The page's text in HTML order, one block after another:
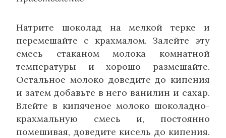
Натрите шоколад на мелкой терке и
перемешайте с крахмалом. Залейте эту
смесь стаканом молока комнатной
температуры и хорошо размешайте.
Остальное молоко доведите до кипения
и затем добавьте в него ванилин и сахар.
Влейте в кипяченое молоко шоколадно-
крахмальную смесь и, постоянно
помешивая, доведите кисель до кипения.